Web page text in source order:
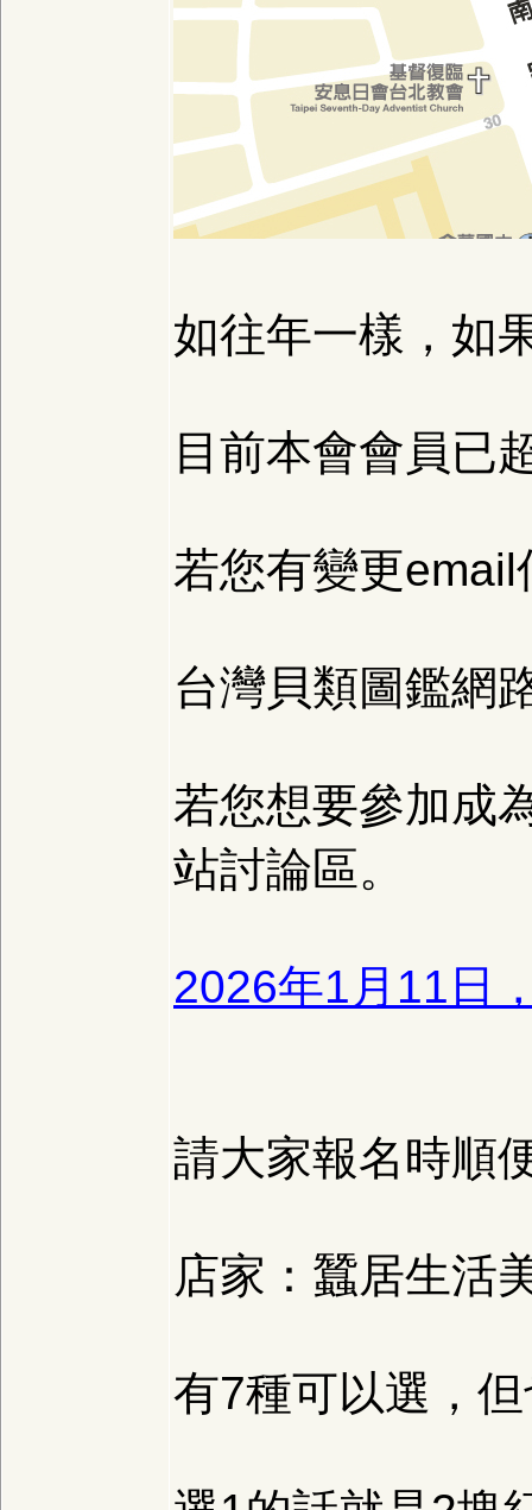
如往年一樣，如
目前本會會員已
若您有變更
台灣貝類圖鑑網
若您想要參加成
站討論區。
2026年1月11日
請大家報名時順
店家：蠶居生活
有7種可以選，